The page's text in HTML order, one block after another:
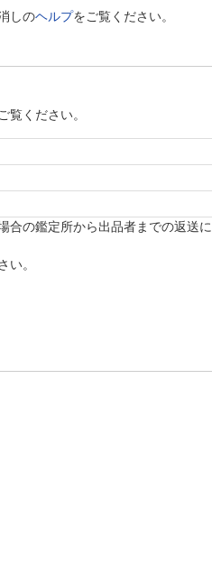
しのヘルプをご覧ください。
覧ください。
の鑑定所から出品者までの返送
い。